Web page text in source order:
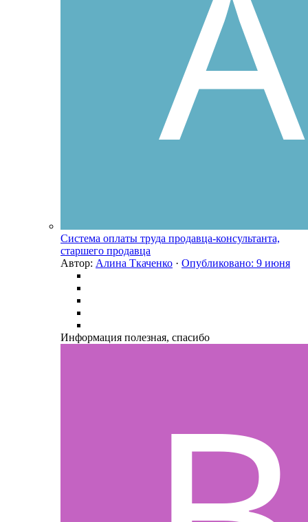
Система оплаты труда продавца-консультанта,
старшего продавца
Автор: Алина Ткаченко · Опубликовано: 9 июня
Информация полезная, спасибо